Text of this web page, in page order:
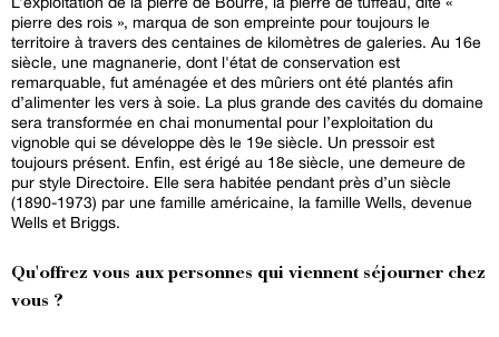
pierre des rois », marqua de son empreinte pour toujours le
territoire à travers des centaines de kilomètres de galeries. Au 16e
siècle, une magnanerie, dont l'état de conservation est
remarquable, fut aménagée et des mûriers ont été plantés afin
d’alimenter les vers à soie. La plus grande des cavités du domaine
sera transformée en chai monumental pour l’exploitation du
vignoble qui se développe dès le 19e siècle. Un pressoir est
toujours présent. Enfin, est érigé au 18e siècle, une demeure de
pur style Directoire. Elle sera habitée pendant près d’un siècle
(1890-1973) par une famille américaine, la famille Wells, devenue
Wells et Briggs.
Qu'offrez vous aux personnes qui viennent séjourner chez
vous ?